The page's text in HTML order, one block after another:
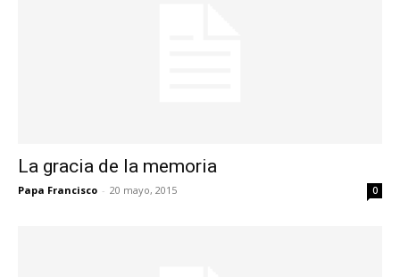
La gracia de la memoria
Papa Francisco - 20 mayo, 2015 0